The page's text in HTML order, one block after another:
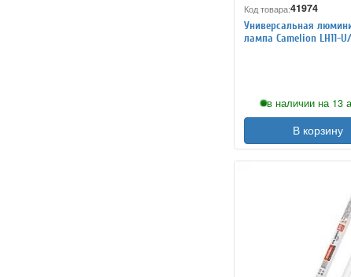
Код товара:41974
Универсальная
лампа Camelion LH11-
в наличии на 13
В корзину